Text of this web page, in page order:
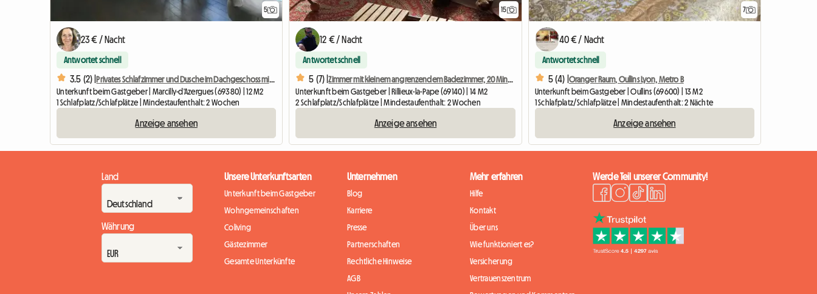
5
23 € / Nacht
Antwortet schnell
3.5 (2) |
Privates Schlafzimmer und Dusche im Dachgeschoss mit Terrasse 40 m2
Unterkunft beim Gastgeber | Marcilly-d'Azergues (69380) | 12 M2
1 Schlafplatz/Schlafplätze | Mindestaufenthalt: 2 Wochen
Anzeige ansehen
15
12 € / Nacht
Antwortet schnell
5 (7) |
Zimmer mit kleinem angrenzendem Badezimmer, 20 Minuten von La Doua entfernt
Unterkunft beim Gastgeber | Rillieux-la-Pape (69140) | 14 M2
2 Schlafplatz/Schlafplätze | Mindestaufenthalt: 2 Wochen
Anzeige ansehen
7
40 € / Nacht
Antwortet schnell
5 (4) | Oranger Raum, Oullins Lyon, Metro B
Unterkunft beim Gastgeber | Oullins (69600) | 13 M2
1 Schlafplatz/Schlafplätze | Mindestaufenthalt: 2 Nächte
Anzeige ansehen
Land
Währung
Unsere Unterkunftsarten
Unterkunft beim Gastgeber
Wohngemeinschaften
Coliving
Gästezimmer
Gesamte Unterkünfte
Unternehmen
Blog
Karriere
Presse
Partnerschaften
Rechtliche Hinweise
AGB
Mehr erfahren
Hilfe
Kontakt
Über uns
Wie funktioniert es?
Versicherung
Vertrauenszentrum
Werde Teil unserer Community!